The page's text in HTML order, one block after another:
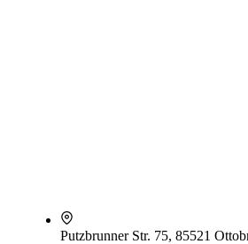
Putzbrunner Str. 75, 85521